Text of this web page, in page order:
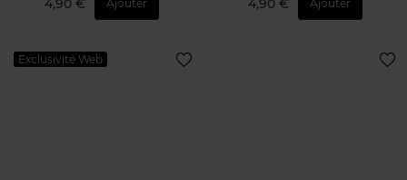
Ajouter Ajouter
Exclusivité Web